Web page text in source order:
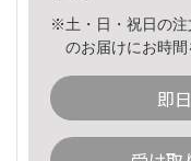
※土・日・祝日の注
のお届けにお時間
即